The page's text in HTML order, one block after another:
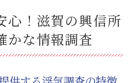
心！滋賀の興信所
かな情報調査